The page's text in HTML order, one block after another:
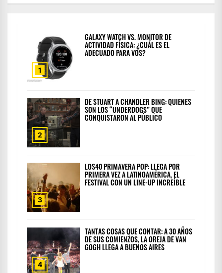
1
GALAXY WATCH VS. MONITOR DE
ACTIVIDAD FÍSICA: ¿CUÁL ES EL
ADECUADO PARA VOS?
2
DE STUART A CHANDLER BING: QUIENES
SON LOS “UNDERDOGS” QUE
CONQUISTARON AL PÚBLICO
3
LOS40 PRIMAVERA POP: LLEGA POR
PRIMERA VEZ A LATINOAMÉRICA, EL
FESTIVAL CON UN LINE-UP INCREÍBLE
4
TANTAS COSAS QUE CONTAR: A 30 AÑOS
DE SUS COMIENZOS, LA OREJA DE VAN
GOGH LLEGA A BUENOS AIRES